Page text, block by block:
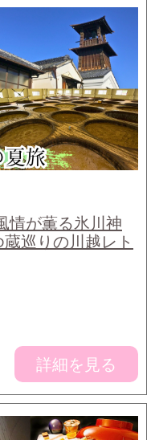
情が薫る氷川神
巡りの川越レト
詳細を見る